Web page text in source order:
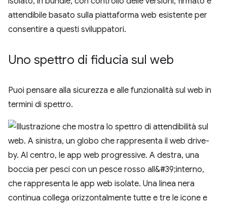
attendibile basato sulla piattaforma web esistente per
consentire a questi sviluppatori.
Uno spettro di fiducia sul web
Puoi pensare alla sicurezza e alle funzionalità sul web in
termini di spettro.